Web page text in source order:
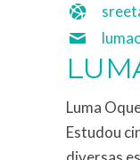
Luma
Estudou